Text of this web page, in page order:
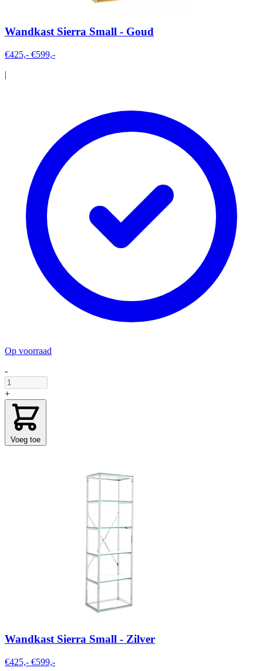
Wandkast Sierra Small - Goud
€425,- €599,-
|
Op voorraad
-
+
Voeg toe
Wandkast Sierra Small - Zilver
€425,- €599,-